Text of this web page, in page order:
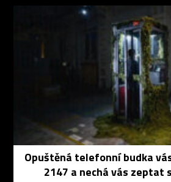
Opuštěná telefonní budka
2147 a nechá vás zeptat